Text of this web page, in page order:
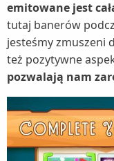
emitowane jest
tutaj banerów
jesteśmy zmuszeni
też pozytywne
pozwalają nam